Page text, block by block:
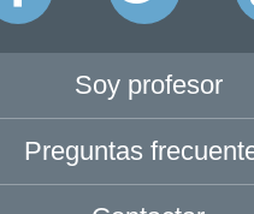
Soy profesor
Preguntas